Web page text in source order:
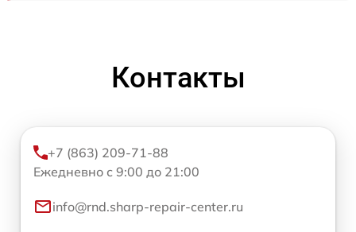
Контакты
+7 (863) 209-71-88
Ежедневно с 9:00 до 21:00
info@rnd.sharp-repair-center.ru